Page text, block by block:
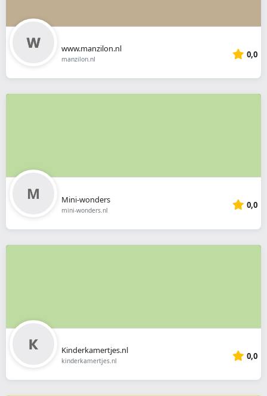
www.manzilon.nl
manzilon.nl 0,0
Mini-wonders
mini-wonders.nl 0,0
Kinderkamertjes.nl
kinderkamertjes.nl 0,0